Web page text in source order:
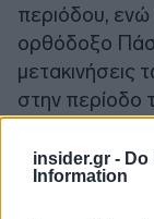
insider.gr - Do
Information
περιόδου, ενώ
ορθόδοξο
μετακινήσεις
στην περίοδο
Χαρακτήρισε